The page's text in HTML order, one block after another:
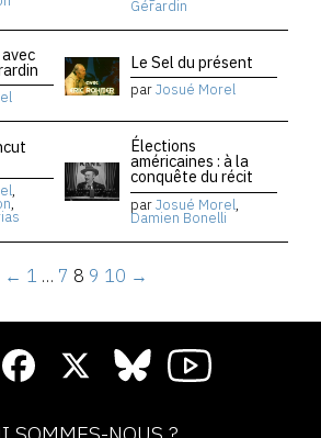
Gérardin
Le Sel du présent
parJosué Morel
,
,
Élections
américaines : à la
conquête du récit
parJosué Morel,
Damien Bonelli
← 1 … 7 8 9 10 →